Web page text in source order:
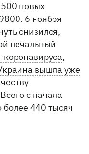
новых
6 ноября
снизился,
печальный
коронавируса,
вышла уже
с начала
440 тысяч